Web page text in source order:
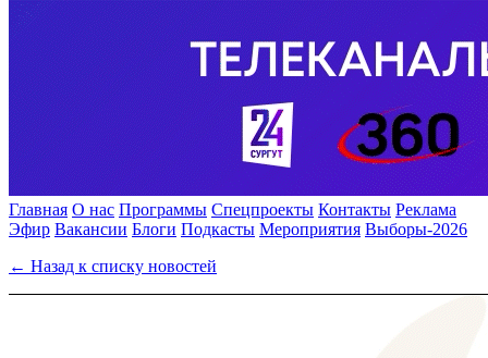
Главная О нас Программы Спецпроекты Контакты Реклама
Эфир Вакансии Блоги Подкасты Мероприятия Выборы-2026
← Назад к списку новостей